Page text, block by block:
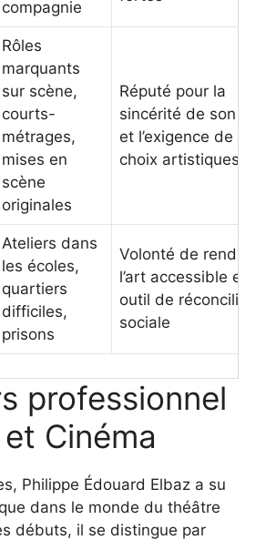
compagnie
Rôles
marquants
sur scène,
courts-
métrages,
mises en
scène
originales
Réputé pour la
sincérité de son jeu
et l’exigence de ses
choix artistiques
Ateliers dans
les écoles,
quartiers
difficiles,
prisons
Volonté de rendre
l’art accessible et
outil de
sociale
professionnel
Cinéma
Philippe Édouard Elbaz a su
dans le monde du théâtre
débuts, il se distingue par